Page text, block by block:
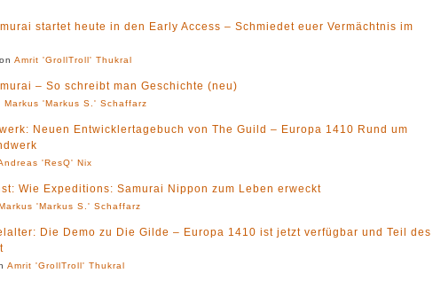
startet heute in den Early Access – Schmiedet euer Vermächtnis im
Amrit 'GrollTroll' Thukral
– So schreibt man Geschichte (neu)
Markus 'Markus S.' Schaffarz
Neuen Entwicklertagebuch von The Guild – Europa 1410 Rund um
'ResQ' Nix
Wie Expeditions: Samurai Nippon zum Leben erweckt
'Markus S.' Schaffarz
Die Demo zu Die Gilde – Europa 1410 ist jetzt verfügbar und Teil des
Amrit 'GrollTroll' Thukral